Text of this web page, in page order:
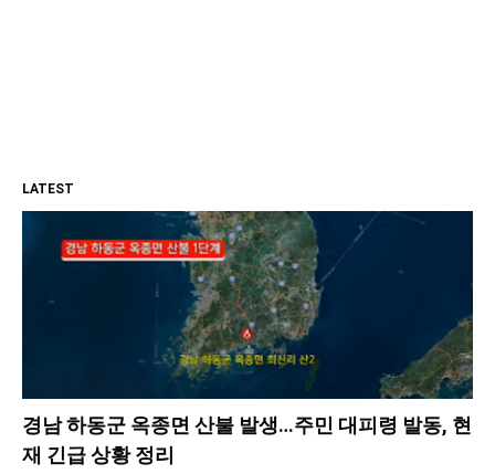
LATEST
경남 하동군 옥종면 산불 발생…주민 대피령 발동, 현
재 긴급 상황 정리